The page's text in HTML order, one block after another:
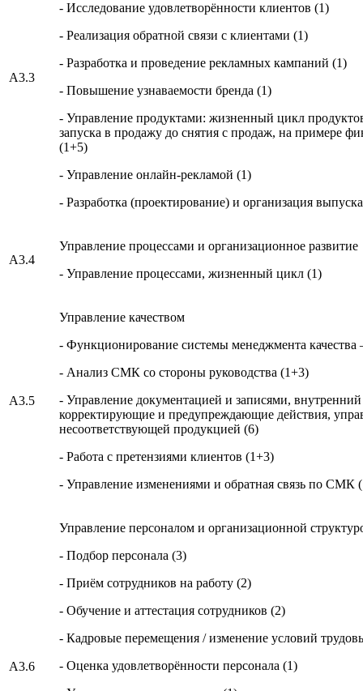
A3.3
- Исследование удовлетворённости клиентов (1)
- Реализация обратной связи с клиентами (1)
- Разработка и проведение рекламных кампаний (1)
- Повышение узнаваемости бренда (1)
- Управление продуктами: жизненный цикл
запуска в продажу до снятия с продаж, на примере
(1+5)
- Управление онлайн-рекламой (1)
- Разработка (проектирование) и организация
А3.4
Управление процессами и организационное развитие
- Управление процессами, жизненный цикл (1)
A3.5
Управление качеством
- Функционирование системы менеджмента
- Анализ СМК со стороны руководства (1+3)
- Управление документацией и записями, внутренний
корректирующие и предупреждающие действия,
несоответствующей продукцией (6)
- Работа с претензиями клиентов (1+3)
- Управление изменениями и обратная связь по СМК
A3.6
Управление персоналом и организационной
- Подбор персонала (3)
- Приём сотрудников на работу (2)
- Обучение и аттестация сотрудников (2)
- Кадровые перемещения / изменение условий
- Оценка удовлетворённости персонала (1)